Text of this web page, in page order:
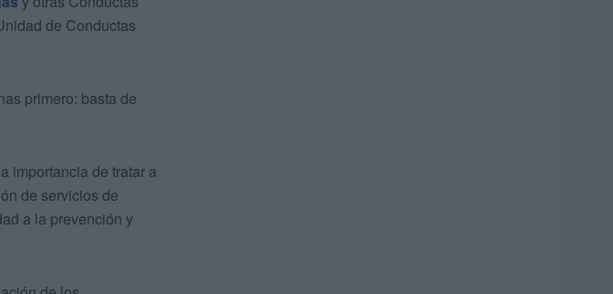
de Conductas
primero: basta de
importancia de tratar a
de servicios de
a la prevención y